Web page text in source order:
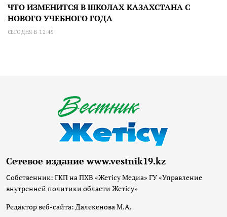
ЧТО ИЗМЕНИТСЯ В ШКОЛАХ КАЗАХСТАНА С
НОВОГО УЧЕБНОГО ГОДА
СЕГОДНЯ В 12:49
Сетевое издание www.vestnik19.kz
Собственник: ГКП на ПХВ «Жетісу Медиа» ГУ «Управление
внутренней политики области Жетісу»
Редактор веб-сайта: Далекенова М.А.